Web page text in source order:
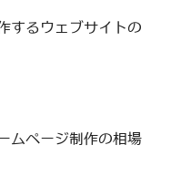
するウェブサイトの
ムページ制作の相場